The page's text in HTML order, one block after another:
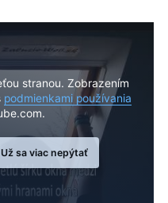
stranou. Zobrazením
podmienkami používania
Už sa viac nepýtať